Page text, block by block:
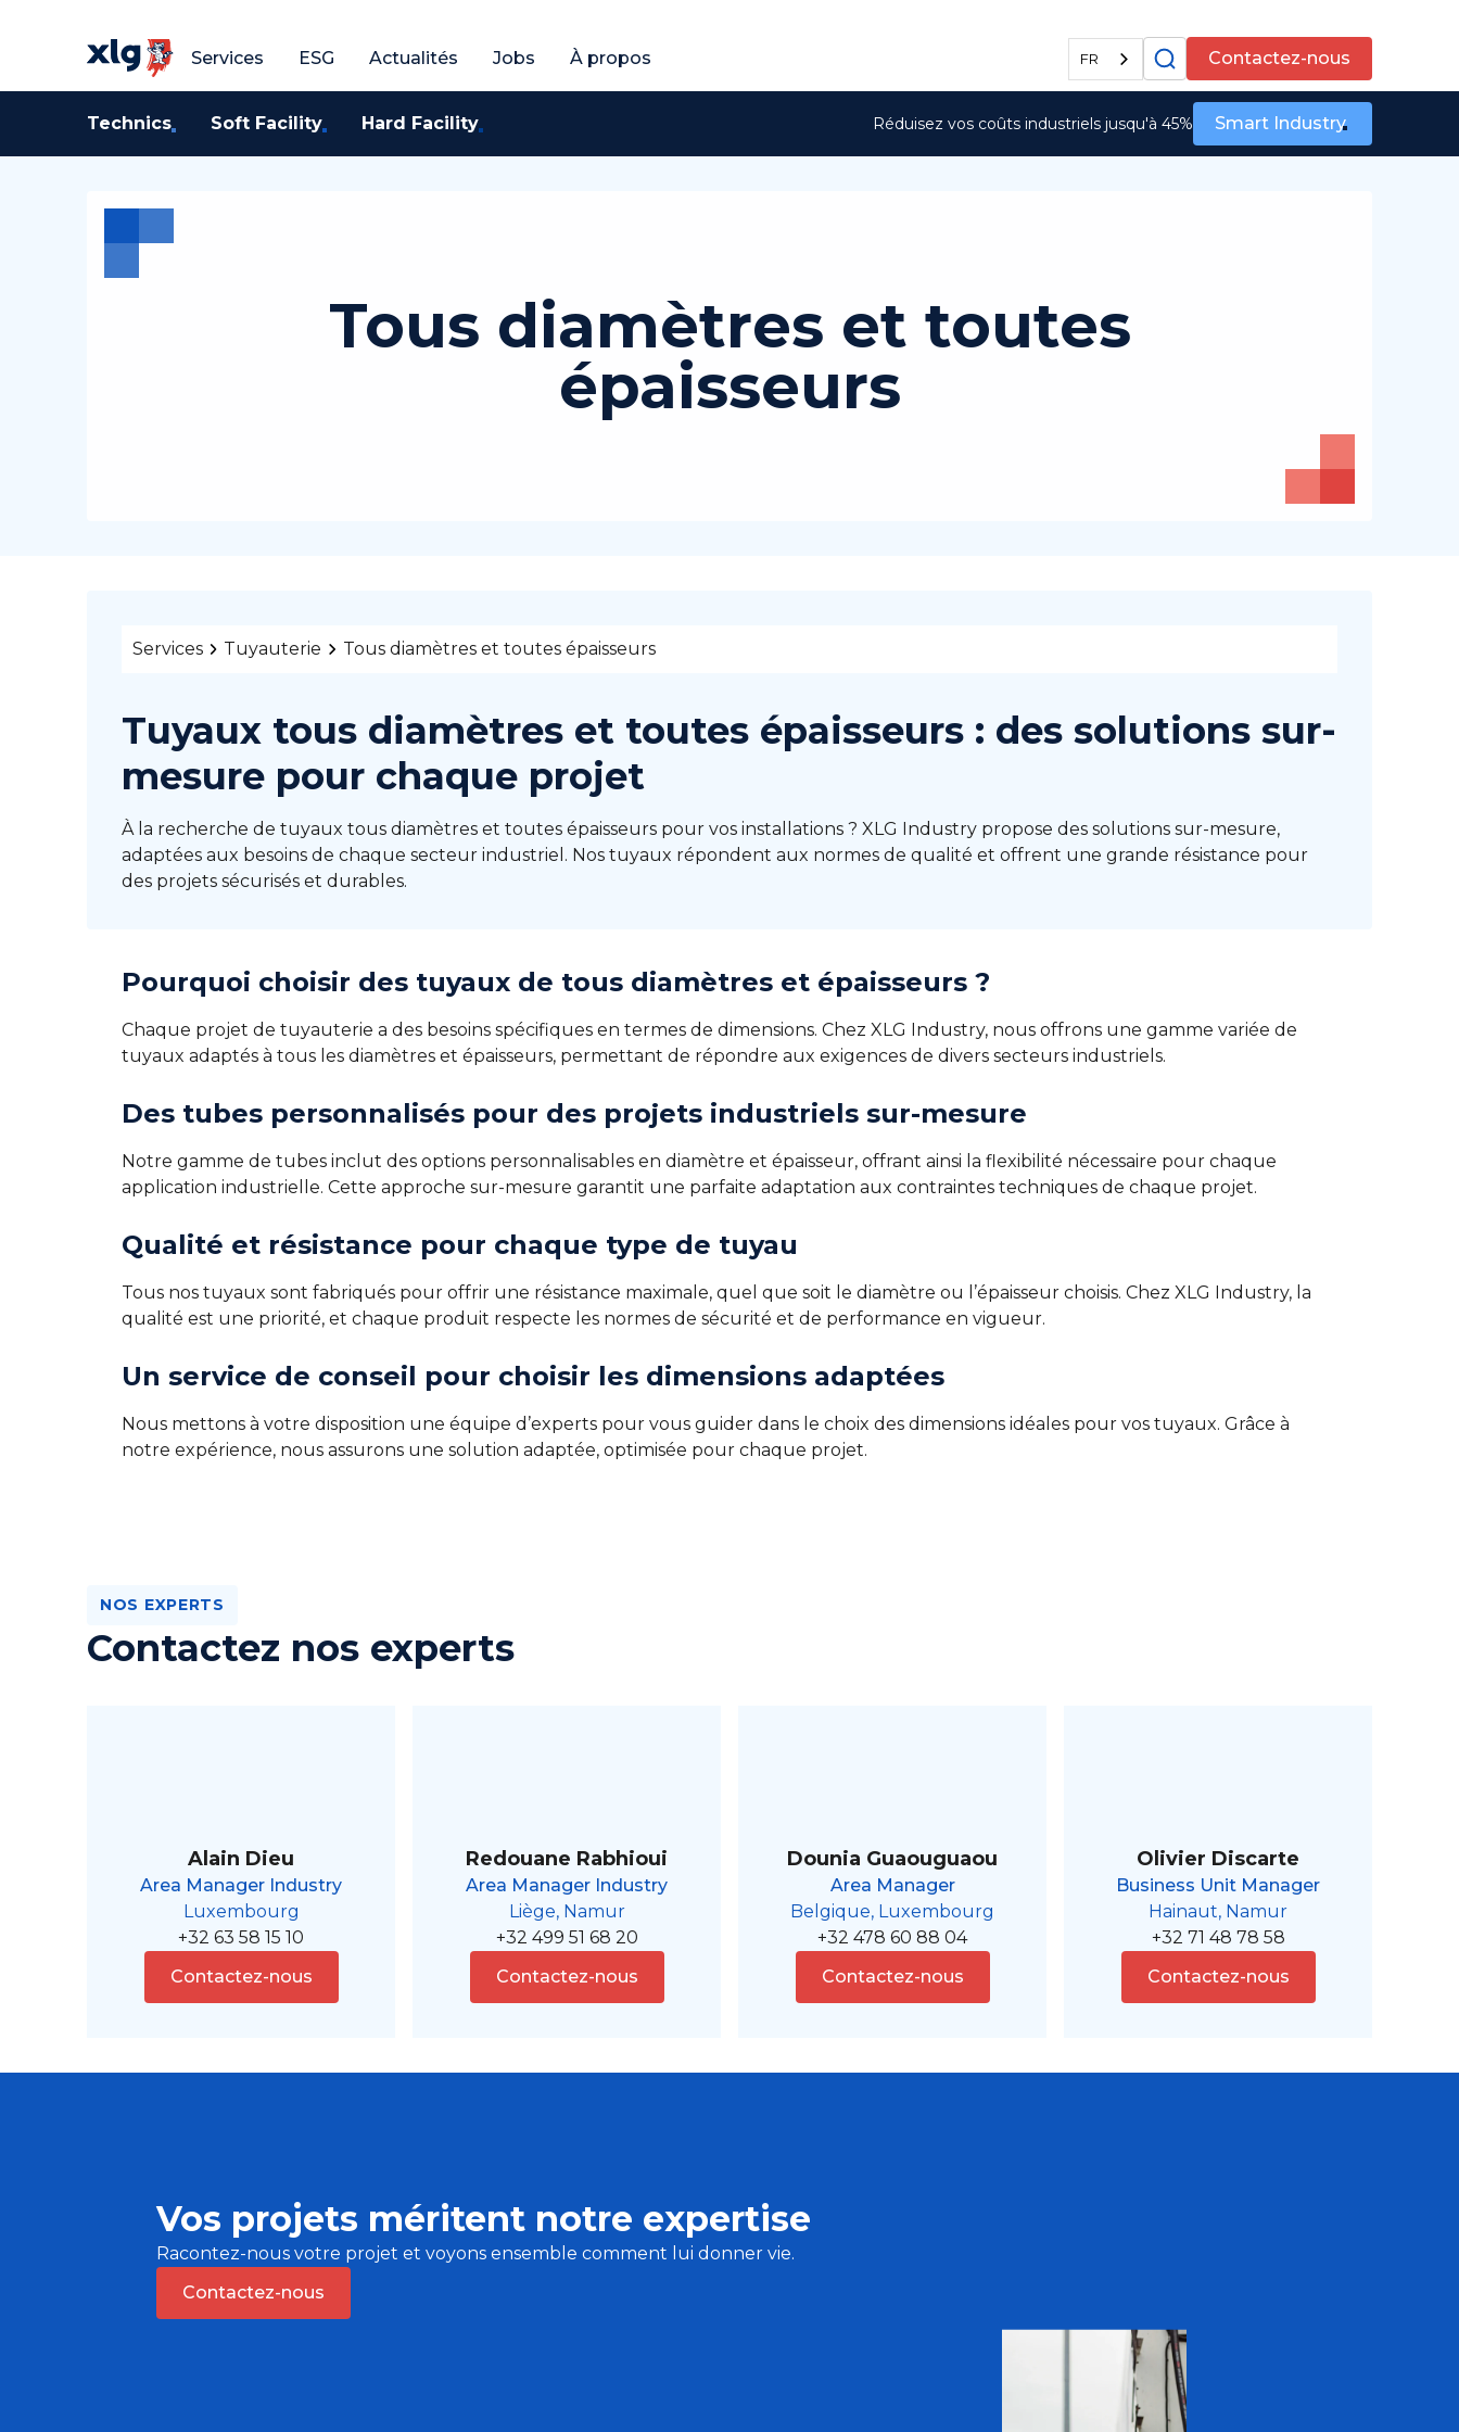
Services ESG Actualités Jobs À propos FR Contactez-nous
Technics Soft Facility Hard Facility Réduisez vos coûts industriels jusqu'à 45% Smart Industry
Tous diamètres et toutes
épaisseurs
Services Tuyauterie Tous diamètres et toutes épaisseurs
Tuyaux tous diamètres et toutes épaisseurs : des solutions sur-
mesure pour chaque projet
À la recherche de tuyaux tous diamètres et toutes épaisseurs pour vos installations ? XLG Industry propose des solutions sur-mesure,
adaptées aux besoins de chaque secteur industriel. Nos tuyaux répondent aux normes de qualité et offrent une grande résistance pour
des projets sécurisés et durables.
Pourquoi choisir des tuyaux de tous diamètres et épaisseurs ?
Chaque projet de tuyauterie a des besoins spécifiques en termes de dimensions. Chez XLG Industry, nous offrons une gamme variée de
tuyaux adaptés à tous les diamètres et épaisseurs, permettant de répondre aux exigences de divers secteurs industriels.
Des tubes personnalisés pour des projets industriels sur-mesure
Notre gamme de tubes inclut des options personnalisables en diamètre et épaisseur, offrant ainsi la flexibilité nécessaire pour chaque
application industrielle. Cette approche sur-mesure garantit une parfaite adaptation aux contraintes techniques de chaque projet.
Qualité et résistance pour chaque type de tuyau
Tous nos tuyaux sont fabriqués pour offrir une résistance maximale, quel que soit le diamètre ou l’épaisseur choisis. Chez XLG Industry, la
qualité est une priorité, et chaque produit respecte les normes de sécurité et de performance en vigueur.
Un service de conseil pour choisir les dimensions adaptées
Nous mettons à votre disposition une équipe d’experts pour vous guider dans le choix des dimensions idéales pour vos tuyaux. Grâce à
notre expérience, nous assurons une solution adaptée, optimisée pour chaque projet.
NOS EXPERTS
Contactez nos experts
Alain Dieu
Area Manager Industry
Luxembourg
+32 63 58 15 10
Contactez-nous
Redouane Rabhioui
Area Manager Industry
Liège, Namur
+32 499 51 68 20
Contactez-nous
Dounia Guaouguaou
Area Manager
Belgique, Luxembourg
+32 478 60 88 04
Contactez-nous
Olivier Discarte
Business Unit Manager
Hainaut, Namur
+32 71 48 78 58
Contactez-nous
Vos projets méritent notre expertise
Racontez-nous votre projet et voyons ensemble comment lui donner vie.
Contactez-nous